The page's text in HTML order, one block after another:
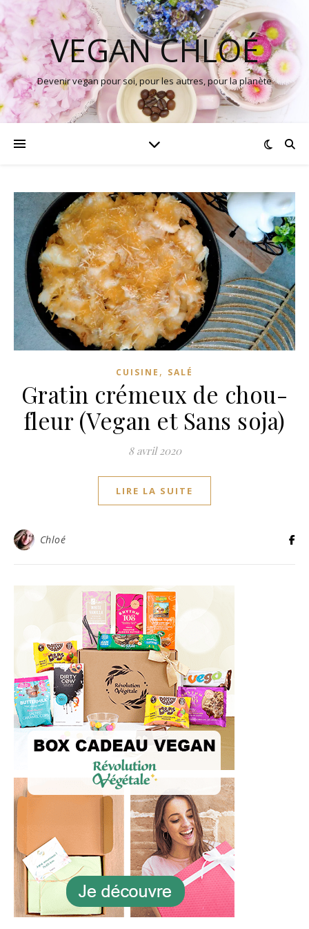
VEGAN CHLOÉ
Devenir vegan pour soi, pour les autres, pour la planète
CUISINE , SALÉ
Gratin crémeux de chou-
fleur (Vegan et Sans soja)
8 avril 2020
LIRE LA SUITE
Chloé